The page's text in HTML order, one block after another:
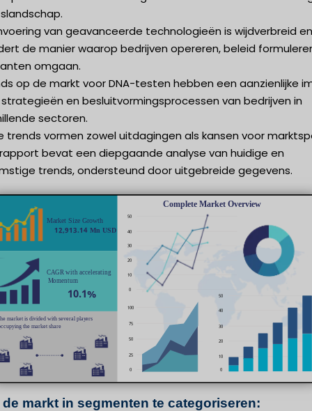
van geavanceerde technologieën is wijdverbreid en
de manier waarop bedrijven opereren, beleid
omgaan.
op de markt voor DNA-testen hebben een aanzienlijke
en besluitvormingsprocessen van bedrijven in
sectoren.
trends vormen zowel uitdagingen als kansen voor
bevat een diepgaande analyse van huidige en
trends, ondersteund door uitgebreide gegevens.
markt in segmenten te categoriseren: